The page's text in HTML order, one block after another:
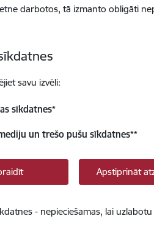
darbotos, tā izmanto obligāti
savu izvēli:
sīkdatnes*
un trešo pušu sīkdatnes**
Apstiprināt
- nepieciešamas, lai